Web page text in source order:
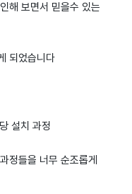
해 보면서 믿을수 있는
되었습니다
설치 과정
정들을 너무 순조롭게